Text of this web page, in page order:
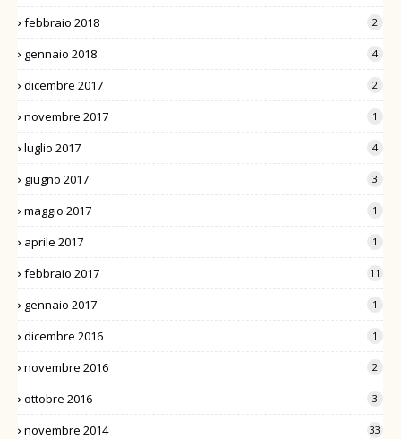
febbraio 2018 2
gennaio 2018 4
dicembre 2017 2
novembre 2017 1
luglio 2017 4
giugno 2017 3
maggio 2017 1
aprile 2017 1
febbraio 2017 11
gennaio 2017 1
dicembre 2016 1
novembre 2016 2
ottobre 2016 3
novembre 2014 33